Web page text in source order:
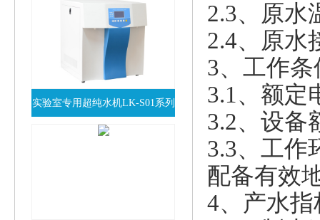
实验室专用超纯水机LK-S01系列
查看详情
2.3、原
2.4、原水
3、工作条
3.1、额定
3.2、设备
3.3、工作
配备有效
4、产水指